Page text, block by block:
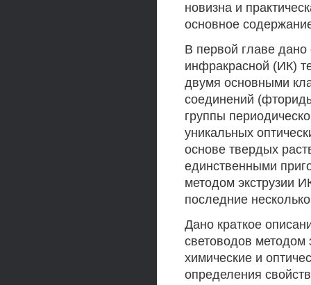
новизна и
основное
В первой главе
инфракрасной (ИК)
двумя основными
соединений
группы
уникальных
основе твердых
единственными
методом экструзии
последние
Дано краткое
световодов методом
химические и
определения